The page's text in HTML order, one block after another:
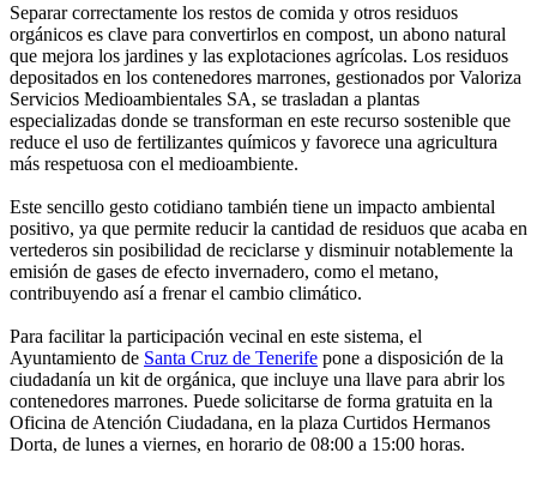
Separar correctamente los restos de comida y otros residuos
orgánicos es clave para convertirlos en compost, un abono natural
que mejora los jardines y las explotaciones agrícolas. Los residuos
depositados en los contenedores marrones, gestionados por Valoriza
Servicios Medioambientales SA, se trasladan a plantas
especializadas donde se transforman en este recurso sostenible que
reduce el uso de fertilizantes químicos y favorece una agricultura
más respetuosa con el medioambiente.
Este sencillo gesto cotidiano también tiene un impacto ambiental
positivo, ya que permite reducir la cantidad de residuos que acaba en
vertederos sin posibilidad de reciclarse y disminuir notablemente la
emisión de gases de efecto invernadero, como el metano,
contribuyendo así a frenar el cambio climático.
Para facilitar la participación vecinal en este sistema, el
Ayuntamiento de Santa Cruz de Tenerife pone a disposición de la
ciudadanía un kit de orgánica, que incluye una llave para abrir los
contenedores marrones. Puede solicitarse de forma gratuita en la
Oficina de Atención Ciudadana, en la plaza Curtidos Hermanos
Dorta, de lunes a viernes, en horario de 08:00 a 15:00 horas.